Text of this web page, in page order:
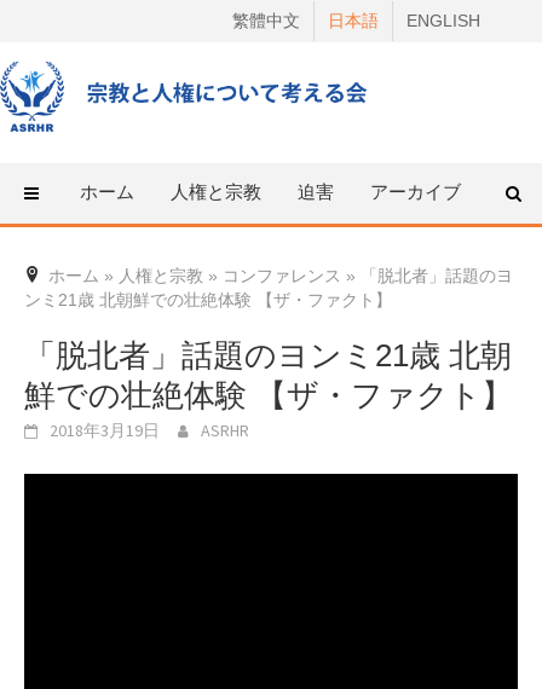
content
繁體中文 日本語 ENGLISH
ホーム 人権と宗教 迫害 アーカイブ 人権
ホーム » 人権と宗教 » コンファレンス »
「脱北者」話題のヨ
ンミ21歳 北朝鮮での壮絶体験 【ザ・ファクト】
「脱北者」話題のヨンミ21歳 北朝
鮮での壮絶体験 【ザ・ファクト】
2018年3月19日 ASRHR